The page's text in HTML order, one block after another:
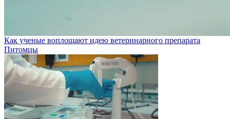
Как ученые воплощают идею ветеринарного препарата
Питомцы